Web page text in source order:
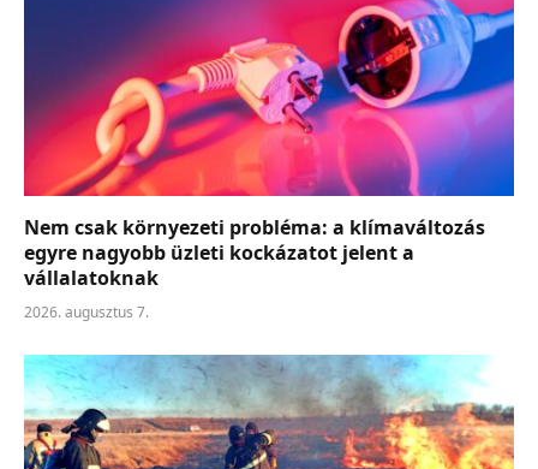
Nem csak környezeti probléma: a klímaváltozás
egyre nagyobb üzleti kockázatot jelent a
vállalatoknak
2026. augusztus 7.